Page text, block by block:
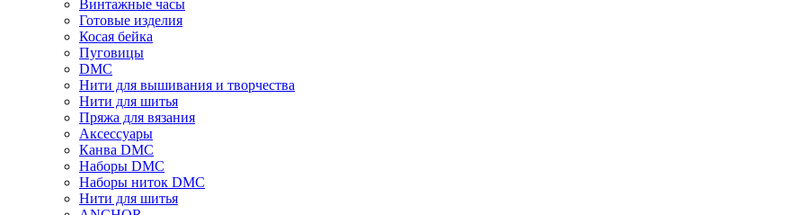
Винтажные часы
Готовые изделия
Косая бейка
Пуговицы
DMC
Нити для вышивания и творчества
Нити для шитья
Пряжа для вязания
Аксессуары
Канва DMC
Наборы DMC
Наборы ниток DMC
Нити для шитья